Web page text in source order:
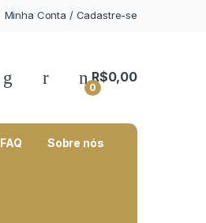
Minha Conta / Cadastre-se
My Account
0
R$0,00
FAQ Sobre nós